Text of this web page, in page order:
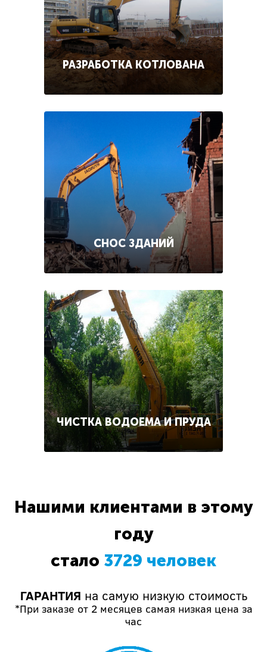
РАЗРАБОТКА КОТЛОВАНА
СНОС ЗДАНИЙ
ЧИСТКА ВОДОЕМА И ПРУДА
Нашими клиентами в этому
году
стало 3729 человек
ГАРАНТИЯ на самую низкую стоимость
*При заказе от 2 месяцев самая низкая цена за
час